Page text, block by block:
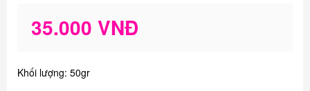
35.000 VNĐ
Khối lượng: 50gr